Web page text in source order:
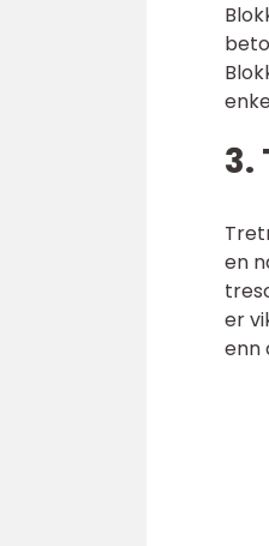
3.
en
er
enn